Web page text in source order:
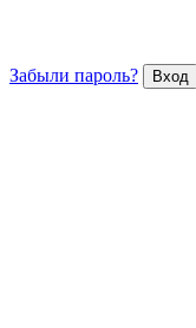
Забыли пароль?